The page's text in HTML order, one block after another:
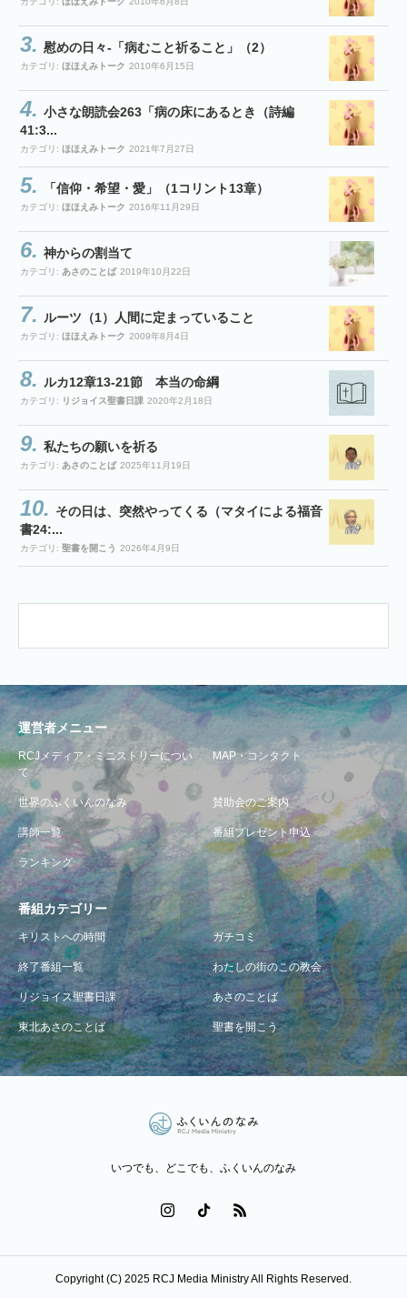
慰めの日々-「病むこと祈ること」（2）
カテゴリ: ほほえみトーク 2010年6月15日
小さな朗読会263「病の床にあるとき（詩編
41:3...
カテゴリ: ほほえみトーク 2021年7月27日
「信仰・希望・愛」（1コリント13章）
カテゴリ: ほほえみトーク 2016年11月29日
神からの割当て
カテゴリ: あさのことば 2019年10月22日
ルーツ（1）人間に定まっていること
カテゴリ: ほほえみトーク 2009年8月4日
ルカ12章13-21節 本当の命綱
カテゴリ: リジョイス聖書日課 2020年2月18日
私たちの願いを祈る
カテゴリ: あさのことば 2025年11月19日
その日は、突然やってくる（マタイによる福音
書24:...
カテゴリ: 聖書を開こう 2026年4月9日
運営者メニュー
RCJメディア・ミニストリーについ
て
MAP・コンタクト
世界のふくいんのなみ 賛助会のご案内
講師一覧 番組プレゼント申込
ランキング
番組カテゴリー
キリストへの時間 ガチコミ
終了番組一覧 わたしの街のこの教会
リジョイス聖書日課 あさのことば
東北あさのことば 聖書を開こう
いつでも、どこでも、ふくいんのなみ
Copyright (C) 2025 RCJ Media Ministry All Rights Reserved.